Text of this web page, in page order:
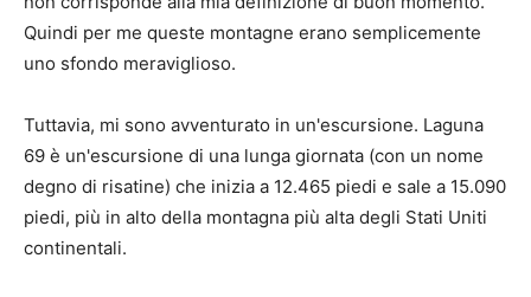
Quindi per me queste montagne erano semplicemente
uno sfondo meraviglioso.
Tuttavia, mi sono avventurato in un'escursione. Laguna
69 è un'escursione di una lunga giornata (con un nome
degno di risatine) che inizia a 12.465 piedi e sale a 15.090
piedi, più in alto della montagna più alta degli Stati Uniti
continentali.